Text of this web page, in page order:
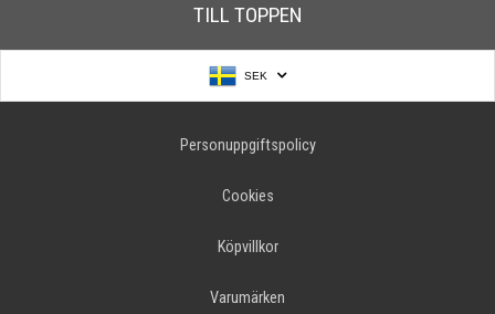
TILL TOPPEN
SEK
Personuppgiftspolicy
Cookies
Köpvillkor
Varumärken